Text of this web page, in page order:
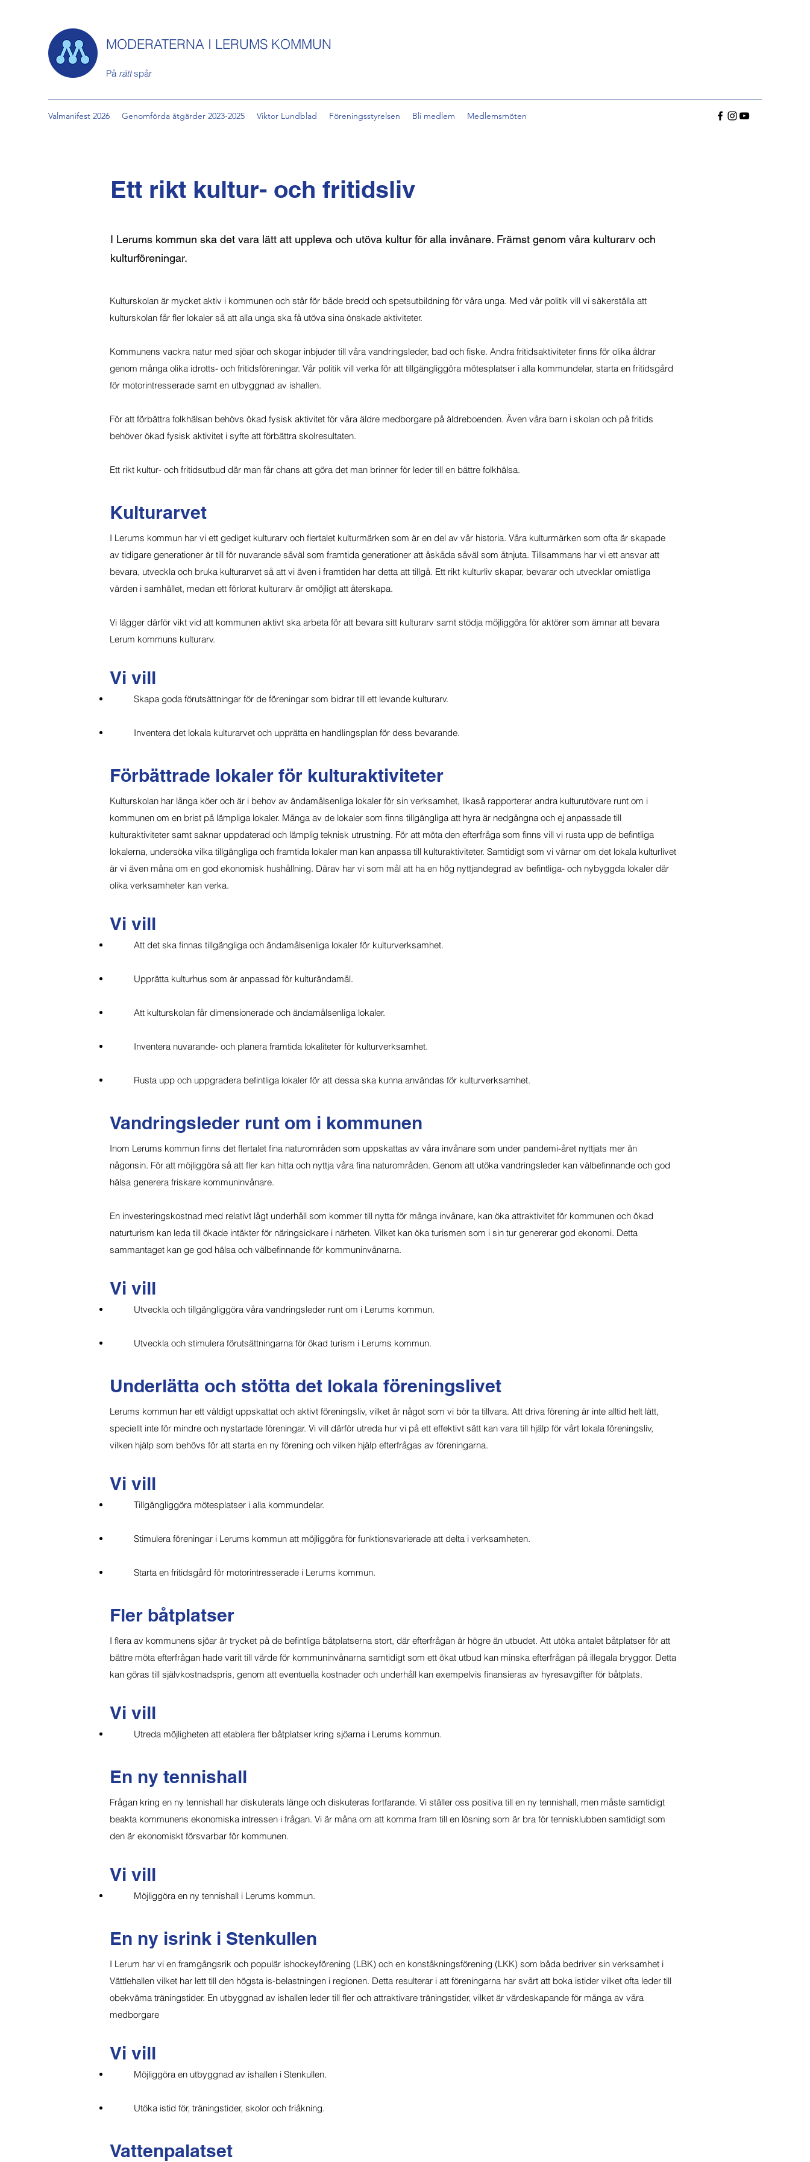
MODERATERNA I LERUMS KOMMUN
På rättspår
Valmanifest 2026 Genomförda åtgärder 2023-2025 Viktor Lundblad Föreningsstyrelsen Bli medlem Medlemsmöten
Ett rikt kultur- och fritidsliv
I Lerums kommun ska det vara lätt att uppleva och utöva kultur för alla invånare. Främst genom våra kulturarv och
kulturföreningar.
Kulturskolan är mycket aktiv i kommunen och står för både bredd och spetsutbildning för våra unga. Med vår politik vill vi säkerställa att
kulturskolan får fler lokaler så att alla unga ska få utöva sina önskade aktiviteter.
Kommunens vackra natur med sjöar och skogar inbjuder till våra vandringsleder, bad och fiske. Andra fritidsaktiviteter finns för olika åldrar
genom många olika idrotts- och fritidsföreningar. Vår politik vill verka för att tillgängliggöra mötesplatser i alla kommundelar, starta en fritidsgård
för motorintresserade samt en utbyggnad av ishallen.
För att förbättra folkhälsan behövs ökad fysisk aktivitet för våra äldre medborgare på äldreboenden. Även våra barn i skolan och på fritids
behöver ökad fysisk aktivitet i syfte att förbättra skolresultaten.
Ett rikt kultur- och fritidsutbud där man får chans att göra det man brinner för leder till en bättre folkhälsa.
Kulturarvet
I Lerums kommun har vi ett gediget kulturarv och flertalet kulturmärken som är en del av vår historia. Våra kulturmärken som ofta är skapade
av tidigare generationer är till för nuvarande såväl som framtida generationer att åskåda såväl som åtnjuta. Tillsammans har vi ett ansvar att
bevara, utveckla och bruka kulturarvet så att vi även i framtiden har detta att tillgå. Ett rikt kulturliv skapar, bevarar och utvecklar omistliga
värden i samhället, medan ett förlorat kulturarv är omöjligt att återskapa.
Vi lägger därför vikt vid att kommunen aktivt ska arbeta för att bevara sitt kulturarv samt stödja möjliggöra för aktörer som ämnar att bevara
Lerum kommuns kulturarv.
Vi vill
Skapa goda förutsättningar för de föreningar som bidrar till ett levande kulturarv.
Inventera det lokala kulturarvet och upprätta en handlingsplan för dess bevarande.
Förbättrade lokaler för kulturaktiviteter
Kulturskolan har långa köer och är i behov av ändamålsenliga lokaler för sin verksamhet, likaså rapporterar andra kulturutövare runt om i
kommunen om en brist på lämpliga lokaler. Många av de lokaler som finns tillgängliga att hyra är nedgångna och ej anpassade till
kulturaktiviteter samt saknar uppdaterad och lämplig teknisk utrustning. För att möta den efterfråga som finns vill vi rusta upp de befintliga
lokalerna, undersöka vilka tillgängliga och framtida lokaler man kan anpassa till kulturaktiviteter. Samtidigt som vi värnar om det lokala kulturlivet
är vi även måna om en god ekonomisk hushållning. Därav har vi som mål att ha en hög nyttjandegrad av befintliga- och nybyggda lokaler där
olika verksamheter kan verka.
Vi vill
Att det ska finnas tillgängliga och ändamålsenliga lokaler för kulturverksamhet.
Upprätta kulturhus som är anpassad för kulturändamål.
Att kulturskolan får dimensionerade och ändamålsenliga lokaler.
Inventera nuvarande- och planera framtida lokaliteter för kulturverksamhet.
Rusta upp och uppgradera befintliga lokaler för att dessa ska kunna användas för kulturverksamhet.
Vandringsleder runt om i kommunen
Inom Lerums kommun finns det flertalet fina naturområden som uppskattas av våra invånare som under pandemi-året nyttjats mer än
någonsin. För att möjliggöra så att fler kan hitta och nyttja våra fina naturområden. Genom att utöka vandringsleder kan välbefinnande och god
hälsa generera friskare kommuninvånare.
En investeringskostnad med relativt lågt underhåll som kommer till nytta för många invånare, kan öka attraktivitet för kommunen och ökad
naturturism kan leda till ökade intäkter för näringsidkare i närheten. Vilket kan öka turismen som i sin tur genererar god ekonomi. Detta
sammantaget kan ge god hälsa och välbefinnande för kommuninvånarna.
Vi vill
Utveckla och tillgängliggöra våra vandringsleder runt om i Lerums kommun.
Utveckla och stimulera förutsättningarna för ökad turism i Lerums kommun.
Underlätta och stötta det lokala föreningslivet
Lerums kommun har ett väldigt uppskattat och aktivt föreningsliv, vilket är något som vi bör ta tillvara. Att driva förening är inte alltid helt lätt,
speciellt inte för mindre och nystartade föreningar. Vi vill därför utreda hur vi på ett effektivt sätt kan vara till hjälp för vårt lokala föreningsliv,
vilken hjälp som behövs för att starta en ny förening och vilken hjälp efterfrågas av föreningarna.
Vi vill
Tillgängliggöra mötesplatser i alla kommundelar.
Stimulera föreningar i Lerums kommun att möjliggöra för funktionsvarierade att delta i verksamheten.
Starta en fritidsgård för motorintresserade i Lerums kommun.
Fler båtplatser
I flera av kommunens sjöar är trycket på de befintliga båtplatserna stort, där efterfrågan är högre än utbudet. Att utöka antalet båtplatser för att
bättre möta efterfrågan hade varit till värde för kommuninvånarna samtidigt som ett ökat utbud kan minska efterfrågan på illegala bryggor. Detta
kan göras till självkostnadspris, genom att eventuella kostnader och underhåll kan exempelvis finansieras av hyresavgifter för båtplats.
Vi vill
Utreda möjligheten att etablera fler båtplatser kring sjöarna i Lerums kommun.
En ny tennishall
Frågan kring en ny tennishall har diskuterats länge och diskuteras fortfarande. Vi ställer oss positiva till en ny tennishall, men måste samtidigt
beakta kommunens ekonomiska intressen i frågan. Vi är måna om att komma fram till en lösning som är bra för tennisklubben samtidigt som
den är ekonomiskt försvarbar för kommunen.
Vi vill
Möjliggöra en ny tennishall i Lerums kommun.
En ny isrink i Stenkullen
I Lerum har vi en framgångsrik och populär ishockeyförening (LBK) och en konståkningsförening (LKK) som båda bedriver sin verksamhet i
Vättlehallen vilket har lett till den högsta is-belastningen i regionen. Detta resulterar i att föreningarna har svårt att boka istider vilket ofta leder till
obekväma träningstider. En utbyggnad av ishallen leder till fler och attraktivare träningstider, vilket är värdeskapande för många av våra
medborgare
Vi vill
Möjliggöra en utbyggnad av ishallen i Stenkullen.
Utöka istid för, träningstider, skolor och friåkning.
Vattenpalatset